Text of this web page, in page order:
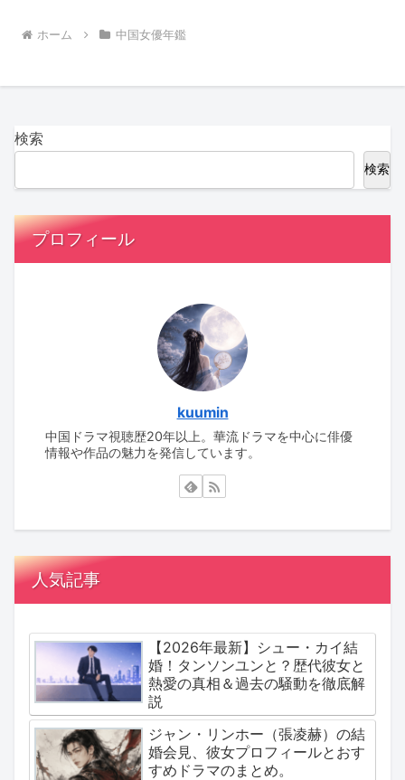
ホーム 中国女優年鑑
検索
検索
プロフィール
kuumin
中国ドラマ視聴歴20年以上。華流ドラマを中心に俳優
情報や作品の魅力を発信しています。
人気記事
【2026年最新】シュー・カイ結
婚！タンソンユンと？歴代彼女と
熱愛の真相＆過去の騒動を徹底解
説
ジャン・リンホー（張凌赫）の結
婚会見、彼女プロフィールとおす
すめドラマのまとめ。